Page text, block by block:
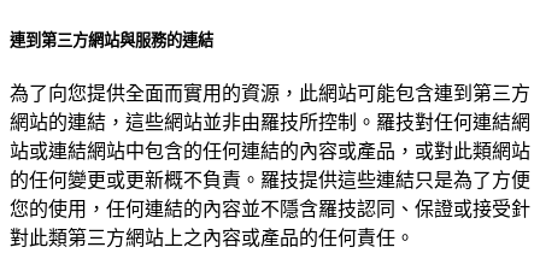
連到第三方網站與服務的連結
為了向您提供全面而實用的資源，此網站可能包含連到第三方
網站的連結，這些網站並非由羅技所控制。羅技對任何連結網
站或連結網站中包含的任何連結的內容或產品，或對此類網站
的任何變更或更新概不負責。羅技提供這些連結只是為了方便
您的使用，任何連結的內容並不隱含羅技認同、保證或接受針
對此類第三方網站上之內容或產品的任何責任。